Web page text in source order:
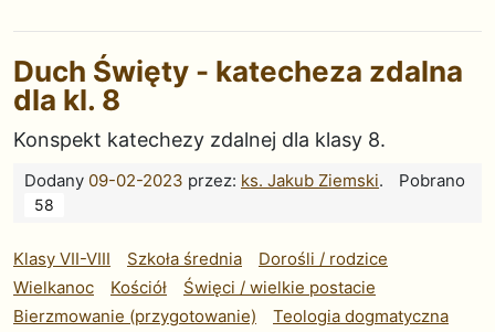
Duch Święty - katecheza zdalna
dla kl. 8
Konspekt katechezy zdalnej dla klasy 8.
Dodany 09-02-2023 przez: ks. Jakub Ziemski. Pobrano
58
Klasy VII-VIII Szkoła średnia
Dorośli / rodzice
Wielkanoc
Kościół
Święci / wielkie postacie
Bierzmowanie (przygotowanie)
Teologia dogmatyczna